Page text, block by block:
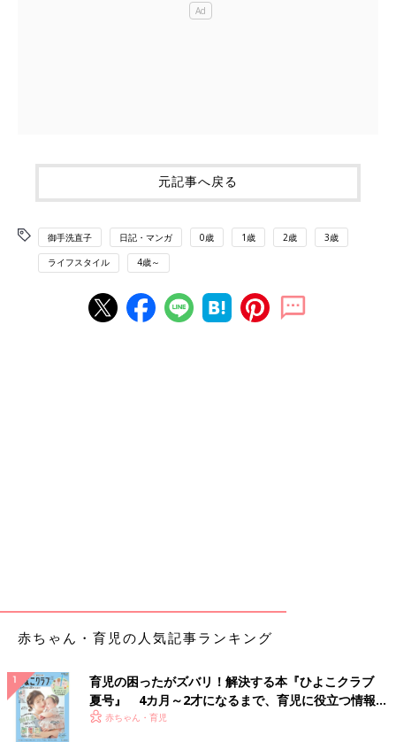
元記事へ戻る
御手洗直子 日記・マンガ 0歳 1歳 2歳 3歳
ライフスタイル 4歳～
赤ちゃん・育児の人気記事ランキング
育児の困ったがズバリ！解決する本『ひよこクラブ
夏号』 4カ月～2才になるまで、育児に役立つ情報が
いっぱい！
赤ちゃん・育児